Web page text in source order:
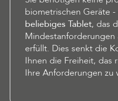
biometrischen Geräte
beliebiges Tablet, das
Mindestanforderungen
erfüllt. Dies senkt die
Ihnen die Freiheit, das
Ihre Anforderungen zu